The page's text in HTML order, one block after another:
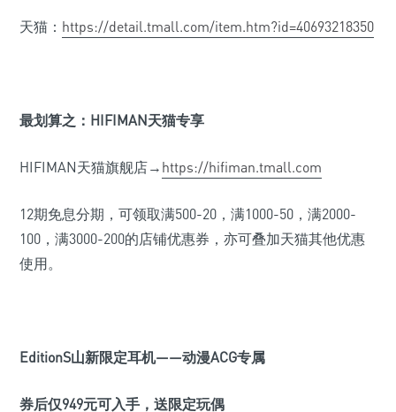
天猫： https://detail.tmall.com/item.htm?id=40693218350
最划算之：HIFIMAN天猫专享
HIFIMAN天猫旗舰店→ https://hifiman.tmall.com
12期免息分期，可领取满500-20，满1000-50，满2000-
100，满3000-200的店铺优惠券，亦可叠加天猫其他优惠
使用。
EditionS山新限定耳机——动漫ACG专属
券后仅949元可入手，送限定玩偶